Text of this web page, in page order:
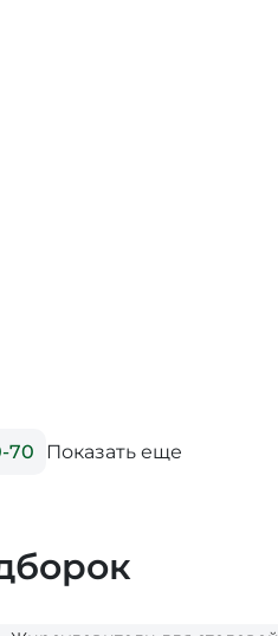
70 Показать еще